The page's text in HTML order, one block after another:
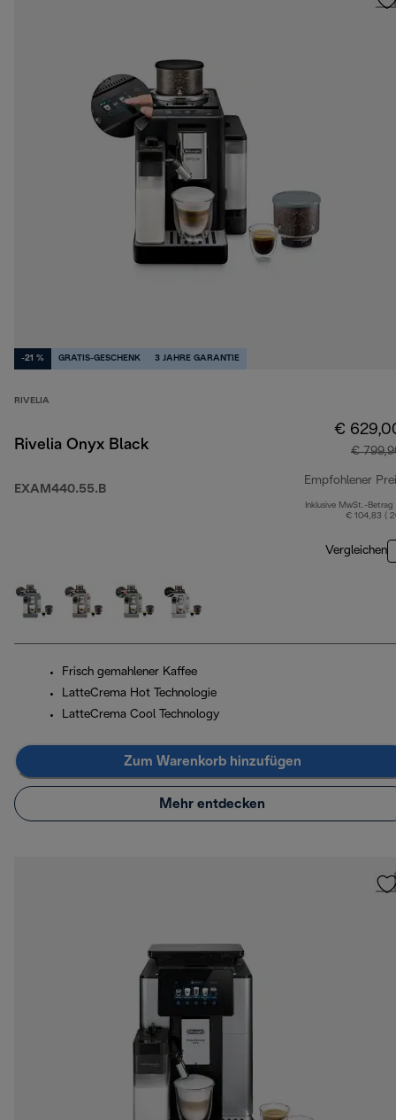
-21 % GRATIS-GESCHENK 3 JAHRE GARANTIE
RIVELIA
Rivelia Onyx Black
EXAM440.55.B
€
€
Empfohlener
Inklusive MwSt.-Betrag
€ 104,83 (
Vergleichen
Frisch gemahlener Kaffee
LatteCrema Hot Technologie
LatteCrema Cool Technology
Zum Warenkorb hinzufügen
Mehr entdecken